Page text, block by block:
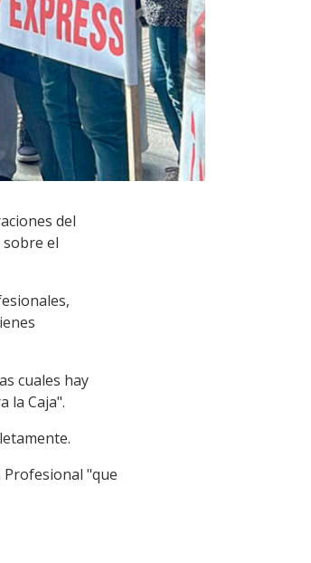
del
el
cuales hay
la Caja".
"que